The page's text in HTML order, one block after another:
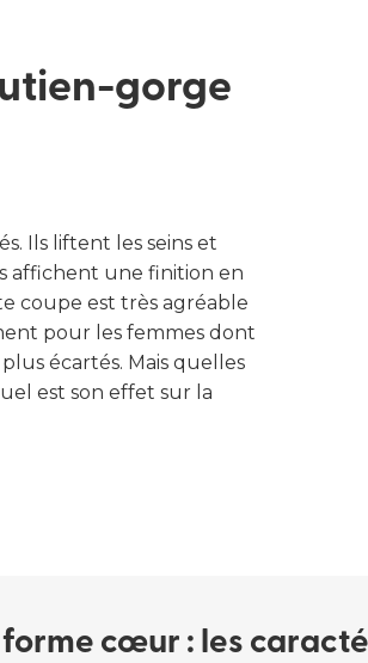
gorge
Ils liftent les seins et
affichent une finition en
coupe est très agréable
pour les femmes dont
écartés. Mais quelles
est son effet sur la
cœur : les